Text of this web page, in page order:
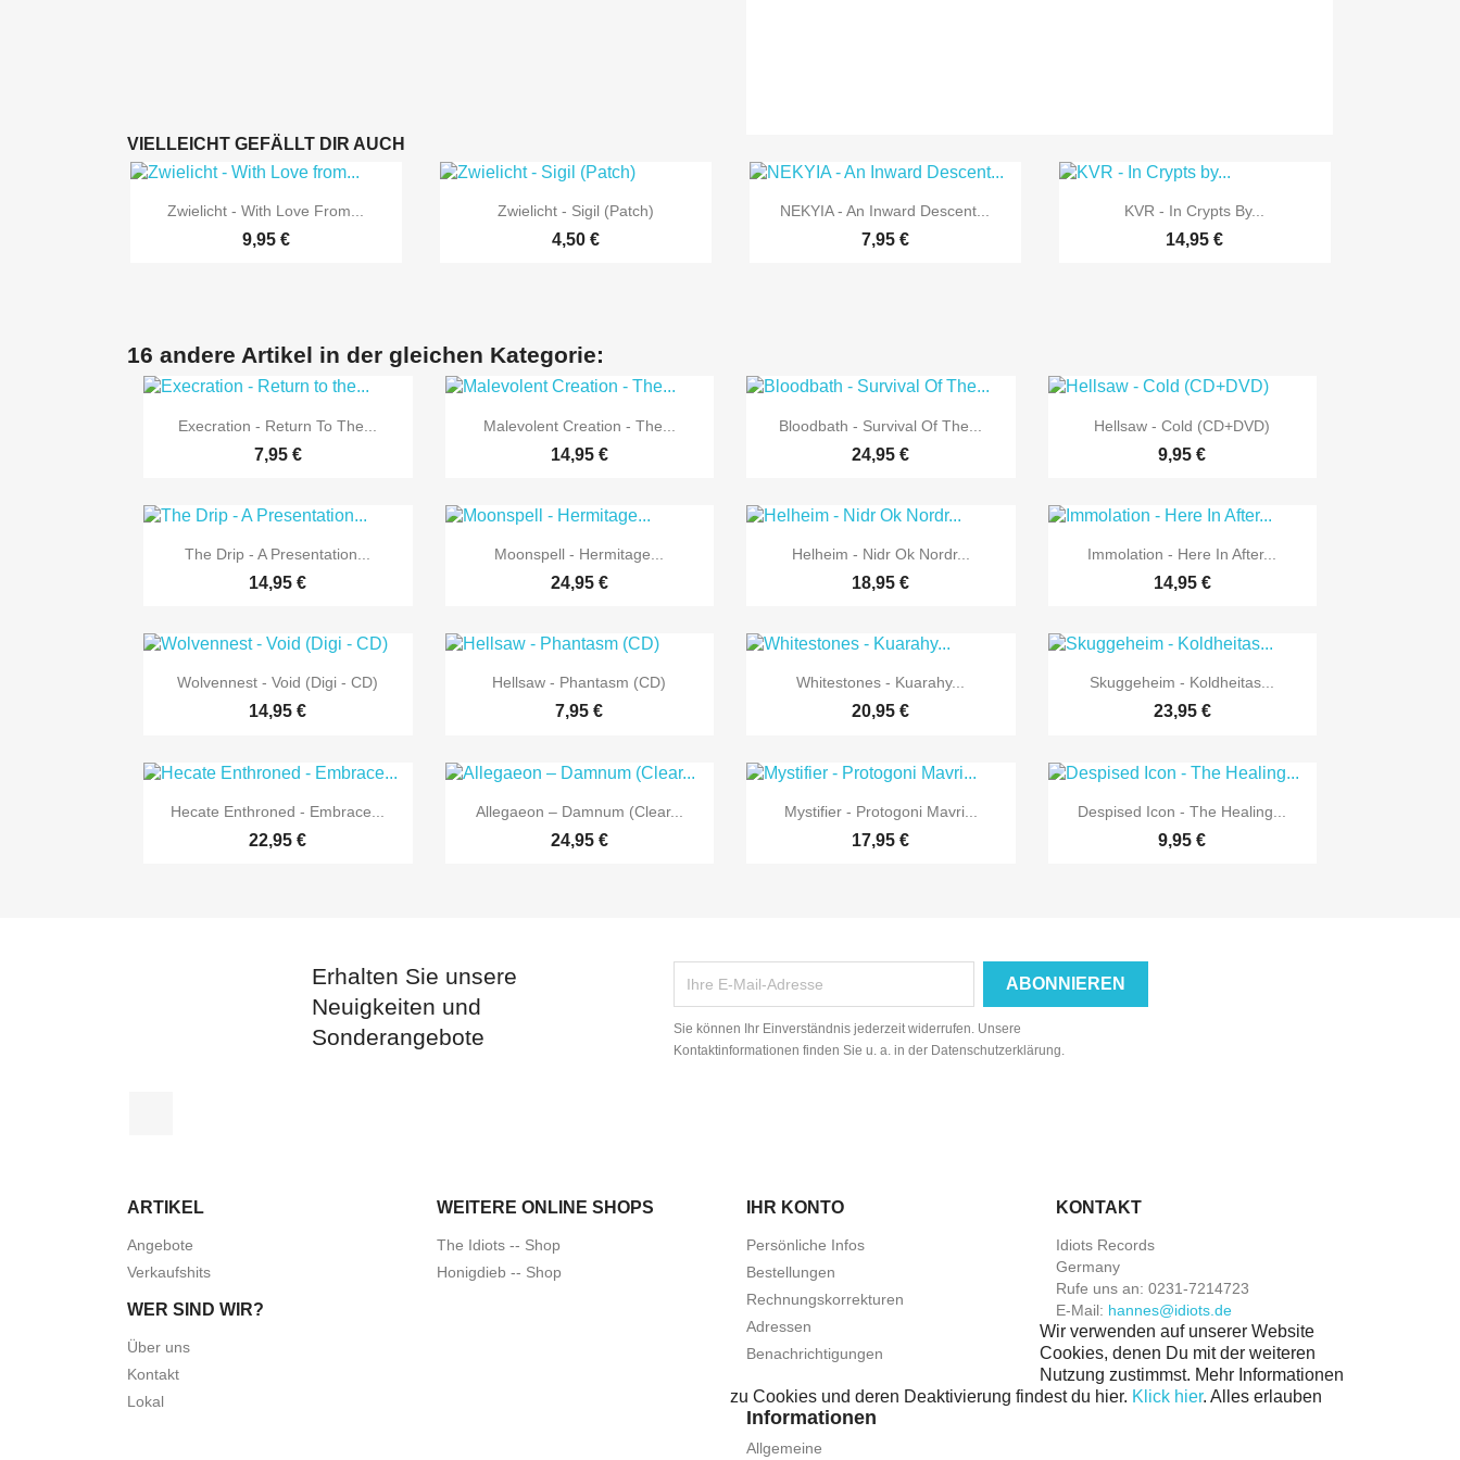
VIELLEICHT GEFÄLLT DIR AUCH
 Vorschau
Zwielicht - With Love From...
9,95 €
 Vorschau
Zwielicht - Sigil (Patch)
4,50 €
 Vorschau
NEKYIA - An Inward Descent...
7,95 €
 Vorschau
KVR - In Crypts By...
14,95 €
16 andere Artikel in der gleichen Kategorie:
 Vorschau
Execration - Return To The...
7,95 €
 Vorschau
Malevolent Creation - The...
14,95 €
 Vorschau
Bloodbath - Survival Of The...
24,95 €
 Vorschau
Hellsaw - Cold (CD+DVD)
9,95 €
 Vorschau
The Drip - A Presentation...
14,95 €
 Vorschau
Moonspell - Hermitage...
24,95 €
 Vorschau
Helheim - Nidr Ok Nordr...
18,95 €
 Vorschau
Immolation - Here In After...
14,95 €
 Vorschau
Wolvennest - Void (Digi - CD)
14,95 €
 Vorschau
Hellsaw - Phantasm (CD)
7,95 €
 Vorschau
Whitestones - Kuarahy...
20,95 €
 Vorschau
Skuggeheim - Koldheitas...
23,95 €
 Vorschau
Hecate Enthroned - Embrace...
22,95 €
 Vorschau
Allegaeon – Damnum (Clear...
24,95 €
 Vorschau
Mystifier - Protogoni Mavri...
17,95 €
 Vorschau
Despised Icon - The Healing...
9,95 €
Erhalten Sie unsere
Neuigkeiten und
Sonderangebote
Sie können Ihr Einverständnis jederzeit widerrufen. Unsere
Kontaktinformationen finden Sie u. a. in der Datenschutzerklärung.
ARTIKEL
Angebote
Verkaufshits
WEITERE ONLINE SHOPS
The Idiots -- Shop
Honigdieb -- Shop
WER SIND WIR?
Über uns
Kontakt
Lokal
IHR KONTO
Persönliche Infos
Bestellungen
Rechnungskorrekturen
Adressen
Benachrichtigungen
KONTAKT
Idiots Records
Germany
Rufe uns an: 0231-7214723
E-Mail: hannes@idiots.de
Wir verwenden auf unserer Website
Cookies, denen Du mit der weiteren
Nutzung zustimmst. Mehr Informationen
zu Cookies und deren Deaktivierung findest du hier. Klick hier. Alles erlauben
Informationen
Allgemeine